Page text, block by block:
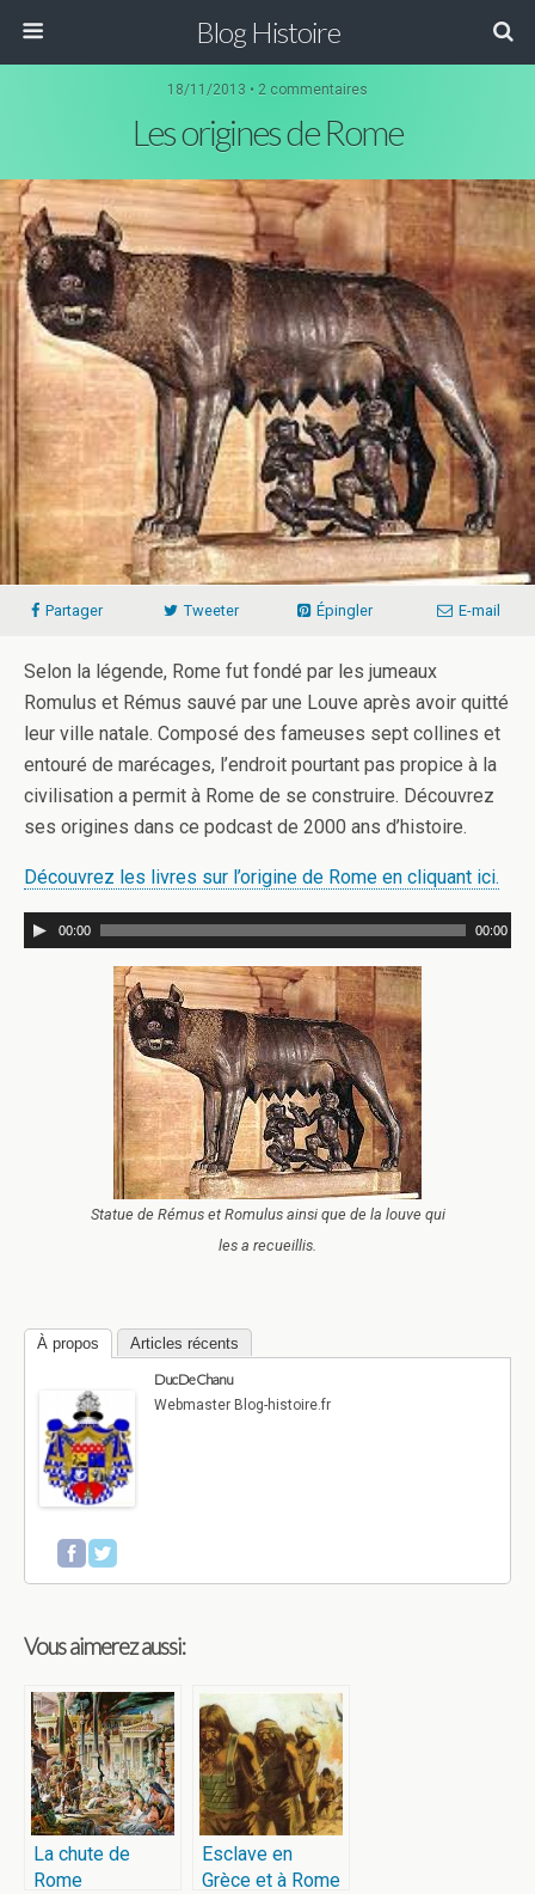
Blog Histoire
18/11/2013 • 2 commentaires
Les origines de Rome
Partager Tweeter Épingler E-mail
Selon la légende, Rome fut fondé par les jumeaux
Romulus et Rémus sauvé par une Louve après avoir quitté
leur ville natale. Composé des fameuses sept collines et
entouré de marécages, l’endroit pourtant pas propice à la
civilisation a permit à Rome de se construire. Découvrez
ses origines dans ce podcast de 2000 ans d’histoire.
Découvrez les livres sur l’origine de Rome en cliquant ici.
00:00 00:00
Statue de Rémus et Romulus ainsi que de la louve qui
les a recueillis.
À propos
Articles récents
Duc De Chanu
Webmaster Blog-histoire.fr
Vous aimerez aussi:
La chute de
Rome
Esclave en
Grèce et à Rome